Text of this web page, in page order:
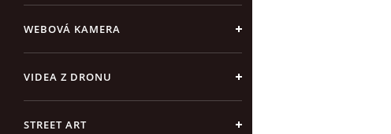
WEBOVÁ KAMERA
VIDEA Z DRONU
STREET ART